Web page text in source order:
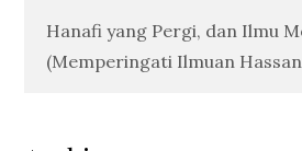
Hanafi yang Pergi, dan Ilmu
(Memperingati Ilmuan